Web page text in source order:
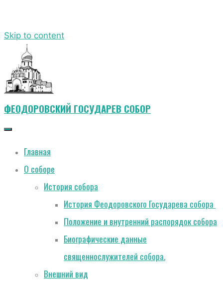
Skip to content
ФЕОДОРОВСКИЙ ГОСУДАРЕВ СОБОР
Главная
О соборе
История собора
История Феодоровского Государева собора
Положение и внутренний распорядок собора
Биографические данные
священнослужителей собора.
Внешний вид